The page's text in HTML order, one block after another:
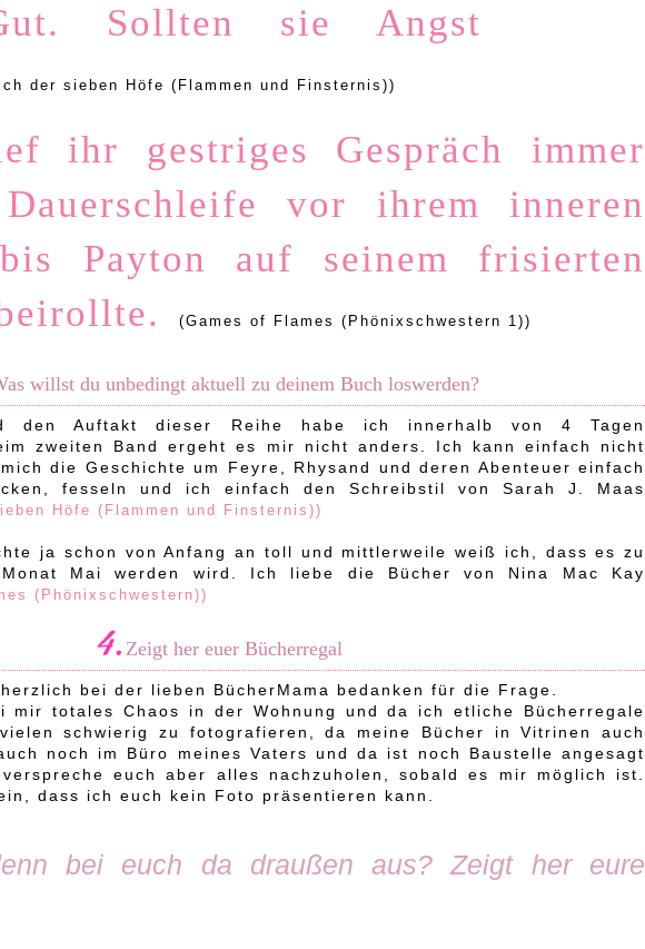
Sollten sie Angst
der sieben Höfe (Flammen und Finsternis))
ihr gestriges Gespräch immer
vor ihrem inneren
Payton auf seinem frisierten
(Games of Flames (Phönixschwestern 1))
willst du unbedingt aktuell zu deinem Buch loswerden?
den Auftakt dieser Reihe habe ich innerhalb von 4 Tagen
zweiten Band ergeht es mir nicht anders. Ich kann einfach nicht
die Geschichte um Feyre, Rhysand und deren Abenteuer einfach
fesseln und ich einfach den Schreibstil von Sarah J. Maas
Höfe (Flammen und Finsternis))
ja schon von Anfang an toll und mittlerweile weiß ich, dass es zu
Mai werden wird. Ich liebe die Bücher von Nina Mac Kay
(Phönixschwestern))
4. Zeigt her euer Bücherregal
bei der lieben BücherMama bedanken für die Frage.
mir totales Chaos in der Wohnung und da ich etliche Bücherregale
schwierig zu fotografieren, da meine Bücher in Vitrinen auch
noch im Büro meines Vaters und da ist noch Baustelle angesagt
euch aber alles nachzuholen, sobald es mir möglich ist.
dass ich euch kein Foto präsentieren kann.
bei euch da draußen aus? Zeigt her eure